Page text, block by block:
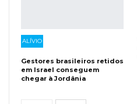
ALÍVIO
Gestores brasileiros retidos
em Israel conseguem
chegar à Jordânia